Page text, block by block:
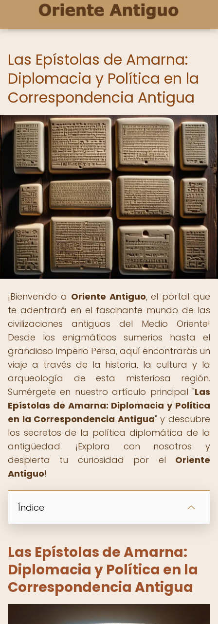
Las Epístolas de Amarna:
Diplomacia y Política en la
Correspondencia Antigua
¡Bienvenido a Oriente Antiguo, el portal que
te adentrará en el fascinante mundo de las
civilizaciones antiguas del Medio Oriente!
Desde los enigmáticos sumerios hasta el
grandioso Imperio Persa, aquí encontrarás un
viaje a través de la historia, la cultura y la
arqueología de esta misteriosa región.
Sumérgete en nuestro artículo principal "Las
Epístolas de Amarna: Diplomacia y Política
en la Correspondencia Antigua" y descubre
los secretos de la política diplomática de la
antigüedad. ¡Explora con nosotros y
despierta tu curiosidad por el Oriente
Antiguo!
Índice
Las Epístolas de Amarna:
Diplomacia y Política en la
Correspondencia Antigua